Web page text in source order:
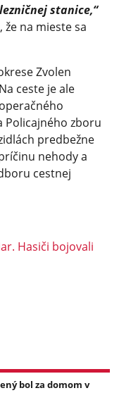
stanice,“
na mieste sa
Zvolen
ceste je ale
Policajného zboru
predbežne
nehody a
cestnej
Hasiči bojovali
bol za domom v